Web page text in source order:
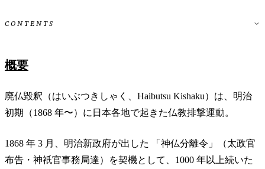
CONTENTS
概要
廃仏毀釈（はいぶつきしゃく、Haibutsu Kishaku）は、明治
初期（1868 年〜）に日本各地で起きた仏教排撃運動。
1868 年 3 月、明治新政府が出した 「神仏分離令」（太政官
布告・神祇官事務局達）を契機として、1000 年以上続いた